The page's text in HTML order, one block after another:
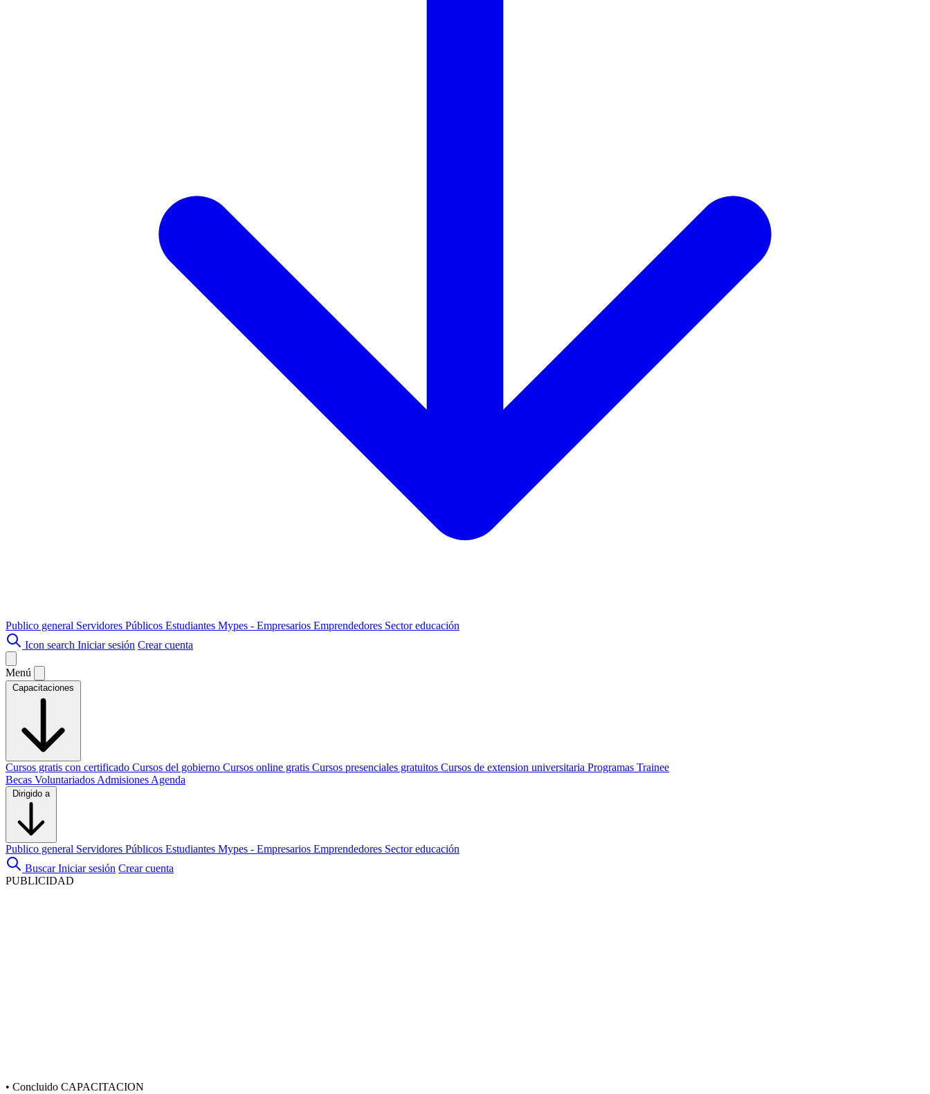
Publico general Servidores Públicos Estudiantes Mypes - Empresarios Emprendedores Sector educación
Icon search Iniciar sesión Crear cuenta
Menú
Capacitaciones
Cursos gratis con certificado Cursos del gobierno Cursos online gratis Cursos presenciales gratuitos Cursos de extension universitaria Programas Trainee
Becas Voluntariados Admisiones Agenda
Dirigido a
Publico general Servidores Públicos Estudiantes Mypes - Empresarios Emprendedores Sector educación
Buscar Iniciar sesión Crear cuenta
PUBLICIDAD
• Concluido CAPACITACION